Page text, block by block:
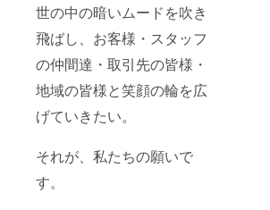
世の中の暗いムードを吹き
飛ばし、お客様・スタッフ
の仲間達・取引先の皆様・
地域の皆様と笑顔の輪を広
げていきたい。
それが、私たちの願いで
す。